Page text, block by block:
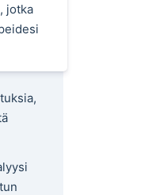
jotka